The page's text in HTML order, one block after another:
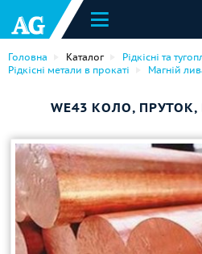
Головна Каталог
Рідкісні та
Рідкісні метали в прокаті
Магній
WE43 КОЛО,